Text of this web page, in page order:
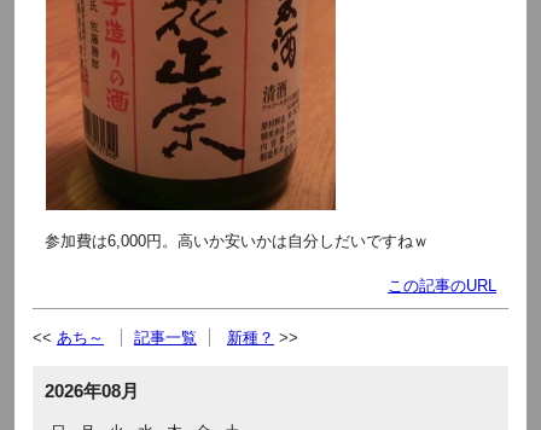
参加費は6,000円。高いか安いかは自分しだいですねｗ
この記事のURL
あち～ 記事一覧 新種？
2026年08月